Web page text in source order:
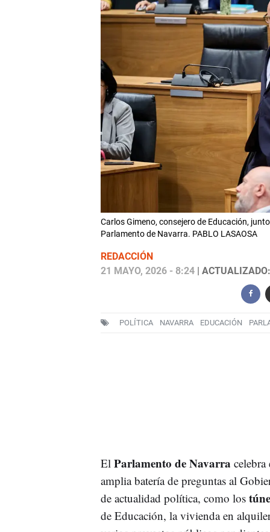
Carlos Gimeno, consejero de Educación,
Parlamento de Navarra. PABLO LASAOSA
REDACCIÓN
21 MAYO, 2026 - 8:24|
POLÍTICA NAVARRA EDUCACIÓN
El Parlamento de Navarra
amplia batería de preguntas al
de actualidad política, como los
de Educación, la vivienda en